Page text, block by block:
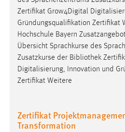
Zertifikat Grow4Digital
Gründungsqualifikation Zertifikat
Hochschule Bayern
Übersicht Sprachkurse des
Zusatzkurse der Bibliothek
Digitalisierung, Innovation und
Zertifikat Weitere
Zertifikat
Transformation
YouTube
Vimeo